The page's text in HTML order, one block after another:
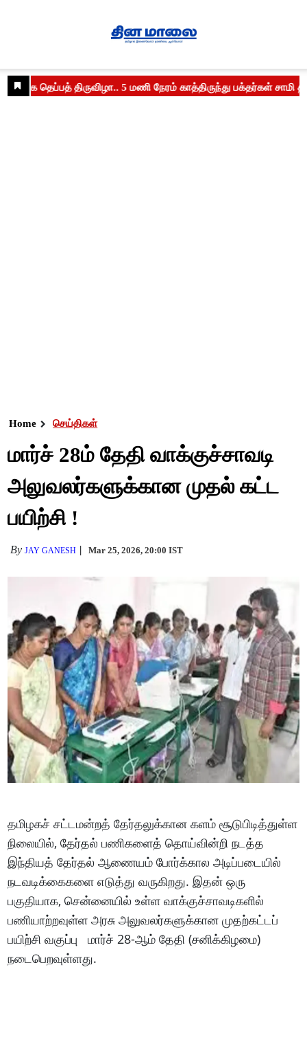
Home செய்திகள்
மார்ச் 28ம் தேதி வாக்குச்சாவடி
அலுவலர்களுக்கான முதல் கட்ட
பயிற்சி !
ByJAY GANESH Mar 25, 2026, 20:00 IST
தமிழகச் சட்டமன்றத் தேர்தலுக்கான களம் சூடுபிடித்துள்ள
நிலையில், தேர்தல் பணிகளைத் தொய்வின்றி நடத்த
இந்தியத் தேர்தல் ஆணையம் போர்க்கால அடிப்படையில்
நடவடிக்கைகளை எடுத்து வருகிறது. இதன் ஒரு
பகுதியாக, சென்னையில் உள்ள வாக்குச்சாவடிகளில்
பணியாற்றவுள்ள அரசு அலுவலர்களுக்கான முதற்கட்டப்
பயிற்சி வகுப்பு மார்ச் 28-ஆம் தேதி (சனிக்கிழமை)
நடைபெறவுள்ளது.